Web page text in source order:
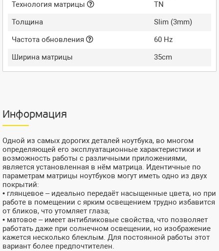
Технология матрицы
TN
Толщина
Slim (3mm)
Частота обновления
60 Hz
Ширина матрицы
35cm
Информация
Одной из самых дорогих деталей ноутбука, во многом
определяющей его эксплуатационные характеристики и
возможность работы с различными приложениями,
является установленная в нём матрица. Идентичные по
параметрам матрицы ноутбуков могут иметь одно из двух
покрытий:
• глянцевое – идеально передаёт насыщенные цвета, но при
работе в помещении с ярким освещением трудно избавится
от бликов, что утомляет глаза;
• матовое – имеет антибликовые свойства, что позволяет
работать даже при солнечном освещении, но изображение
кажется несколько блеклым. Для постоянной работы этот
вариант более предпочтителен.